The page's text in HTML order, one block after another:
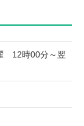
12時00分～翌